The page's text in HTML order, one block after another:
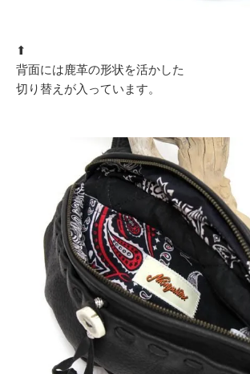
⬆︎
背面には鹿革の形状を活かした
切り替えが入っています。